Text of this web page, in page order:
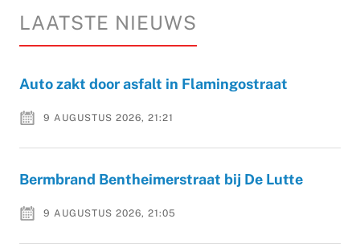
LAATSTE NIEUWS
Auto zakt door asfalt in Flamingostraat
9 AUGUSTUS 2026, 21:21
Bermbrand Bentheimerstraat bij De Lutte
9 AUGUSTUS 2026, 21:05